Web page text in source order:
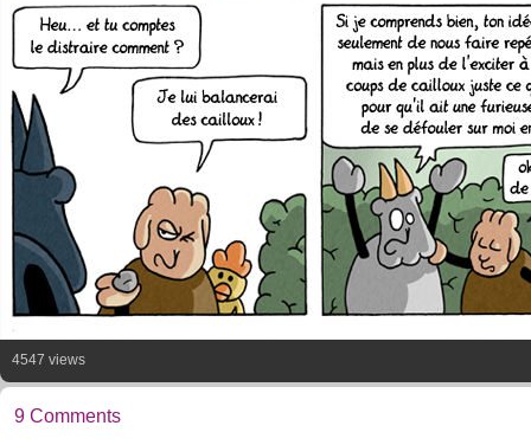
4547 views
9 Comments